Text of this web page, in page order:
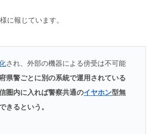
に報じています。
され、外部の機器による傍受は不可能
県警ごとに別の系統で運用されている
圏内に入れば警察共通のイヤホン型無
きるという。